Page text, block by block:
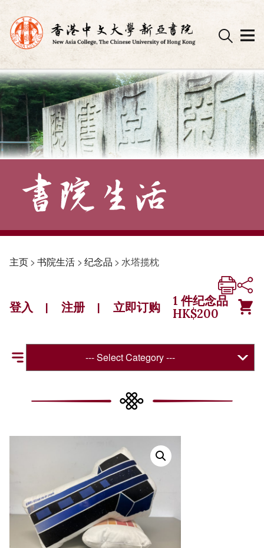
Skip
to
content
主页> 书院生活 > 纪念品 > 水塔揽枕
登入 | 注册 | 立即订购 1 件纪念品
HK$200
--- Select Category ---